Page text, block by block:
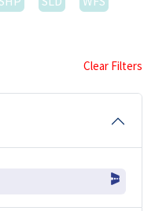
Clear Filters